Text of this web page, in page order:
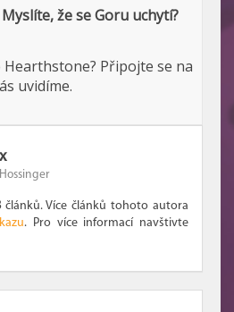
že se Goru uchytí?
Hearthstone? Připojte se na
uvidíme.
článků. Více článků tohoto autora
. Pro více informací navštivte